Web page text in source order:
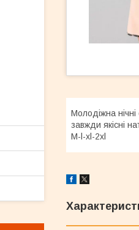
Молодіжна
завжди якісні
M-l-xl-2xl